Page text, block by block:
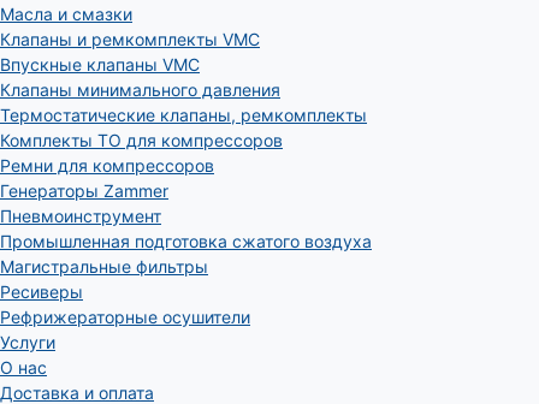
Масла и смазки
Клапаны и ремкомплекты VMC
Впускные клапаны VMC
Клапаны минимального давления
Термостатические клапаны, ремкомплекты
Комплекты ТО для компрессоров
Ремни для компрессоров
Генераторы Zammer
Пневмоинструмент
Промышленная подготовка сжатого воздуха
Магистральные фильтры
Ресиверы
Рефрижераторные осушители
Услуги
О нас
Доставка и оплата